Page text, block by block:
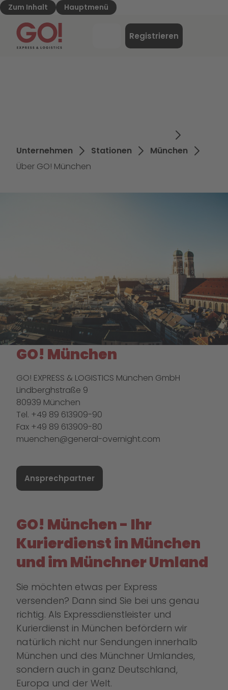
Zum Inhalt Hauptmenü
GO! Express & Logistics - Zur Starteite
Registrieren
Unternehmen Stationen
München
Über GO! München
GO! München
GO! EXPRESS & LOGISTICS München GmbH
Lindberghstraße 9
80939 München
Tel. +49 89 613909-90
Fax +49 89 613909-80
muenchen@general-overnight.com
Ansprechpartner
GO! München - Ihr
Kurierdienst in München
und im Münchner Umland
Sie möchten etwas per Express
versenden? Dann sind Sie bei uns genau
richtig. Als Expressdienstleister und
Kurierdienst in München befördern wir
natürlich nicht nur Sendungen innerhalb
München und des Münchner Umlandes,
sondern auch in ganz Deutschland,
Europa und der Welt.